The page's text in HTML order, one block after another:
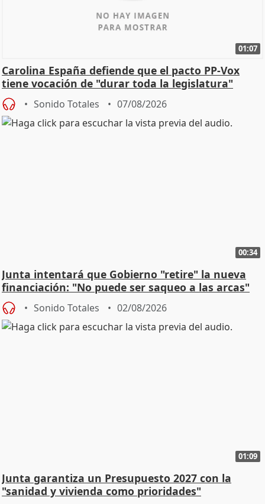
01:07
Carolina España defiende que el pacto PP-Vox
tiene vocación de "durar toda la legislatura"
Sonido Totales 07/08/2026
00:34
Junta intentará que Gobierno "retire" la nueva
financiación: "No puede ser saqueo a las arcas"
Sonido Totales 02/08/2026
01:09
Junta garantiza un Presupuesto 2027 con la
"sanidad y vivienda como prioridades"